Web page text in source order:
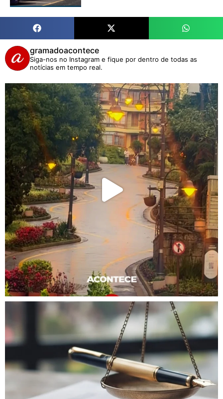
gramadoacontece
Siga-nos no Instagram e fique por dentro de todas as
notícias em tempo real.